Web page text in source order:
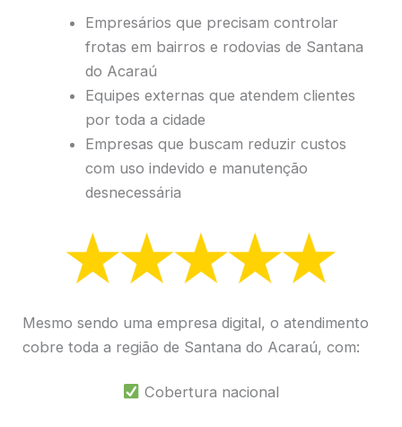
Empresários que precisam controlar
frotas em bairros e rodovias de Santana
do Acaraú
Equipes externas que atendem clientes
por toda a cidade
Empresas que buscam reduzir custos
com uso indevido e manutenção
desnecessária
Mesmo sendo uma empresa digital, o atendimento
cobre toda a região de Santana do Acaraú, com:
Cobertura nacional